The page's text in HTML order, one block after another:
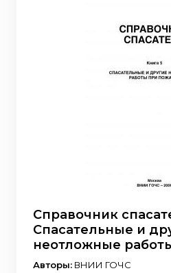
Справочник
Спасательные и
неотложные
Авторы: ВНИИ ГОЧС